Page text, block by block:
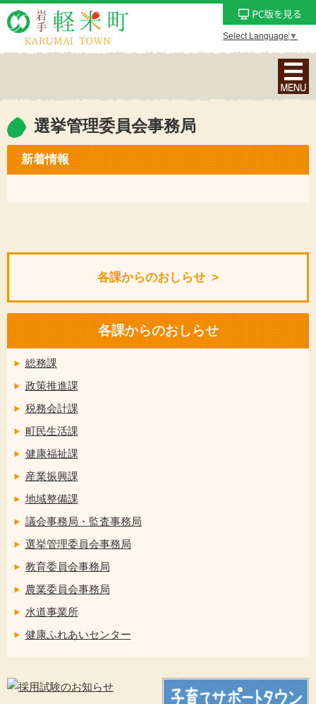
Select Language ▼
ナ
ビ
ョ
ン
選挙管理委員会事務局
新着情報
各課からのおしらせ
各課からのおしらせ
総務課
政策推進課
税務会計課
町民生活課
健康福祉課
産業振興課
地域整備課
議会事務局・監査事務局
選挙管理委員会事務局
教育委員会事務局
農業委員会事務局
水道事業所
健康ふれあいセンター